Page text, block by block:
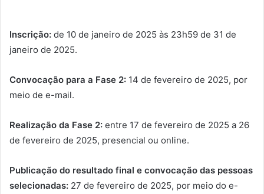
Inscrição: de 10 de janeiro de 2025 às 23h59 de 31 de
janeiro de 2025.
Convocação para a Fase 2: 14 de fevereiro de 2025, por
meio de e-mail.
Realização da Fase 2: entre 17 de fevereiro de 2025 a 26
de fevereiro de 2025, presencial ou online.
Publicação do resultado final e convocação das pessoas
selecionadas: 27 de fevereiro de 2025, por meio do e-